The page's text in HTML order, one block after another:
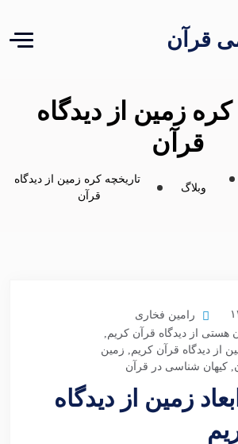
قرآن
زمین از دیدگاه
قرآن
وبلاگ
تاریخچه کره زمین از دیدگاه
قرآن
رامین فخاری
هستی از دیدگاه قرآن کریم,
از دیدگاه قرآن کریم, زمین
, کیهان شناسی در قرآن
زمین از دیدگاه